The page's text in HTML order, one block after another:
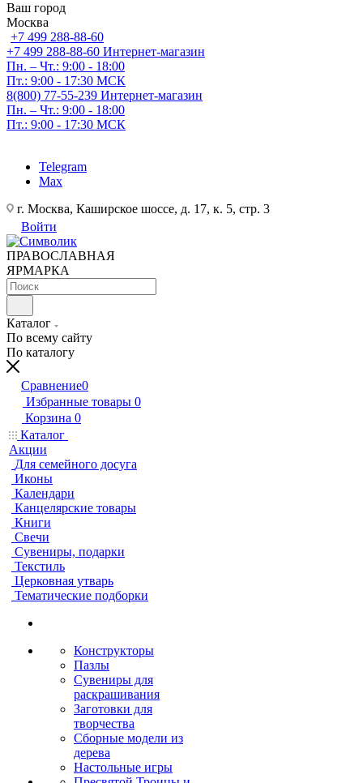
Ваш город
Москва
+7 499 288-88-60
+7 499 288-88-60 Интернет-магазин
Пн. – Чт.: 9:00 - 18:00
Пт.: 9:00 - 17:30 МСК
8(800) 77-55-239 Интернет-магазин
Пн. – Чт.: 9:00 - 18:00
Пт.: 9:00 - 17:30 МСК
Telegram
Max
г. Москва, Каширское шоссе, д. 17, к. 5, стр. 3
Войти
ПРАВОСЛАВНАЯ
ЯРМАРКА
Каталог
По всему сайту
По каталогу
Сравнение0
Избранные товары 0
Корзина 0
Каталог
Акции
Для семейного досуга
Иконы
Календари
Канцелярские товары
Книги
Свечи
Сувениры, подарки
Текстиль
Церковная утварь
Тематические подборки
Конструкторы
Пазлы
Сувениры для
раскрашивания
Заготовки для
творчества
Сборные модели из
дерева
Настольные игры